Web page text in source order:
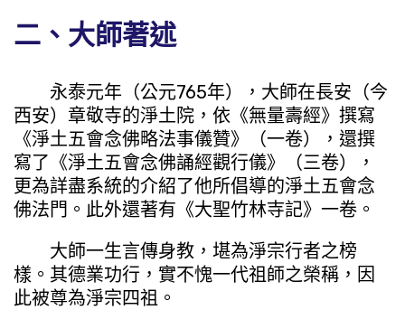
二、大師著述
永泰元年（公元765年），大師在長安（今
西安）章敬寺的淨土院，依《無量壽經》撰寫
《淨土五會念佛略法事儀贊》（一卷），還撰
寫了《淨土五會念佛誦經觀行儀》（三卷），
更為詳盡系統的介紹了他所倡導的淨土五會念
佛法門。此外還著有《大聖竹林寺記》一卷。
大師一生言傳身教，堪為淨宗行者之榜
樣。其德業功行，實不愧一代祖師之榮稱，因
此被尊為淨宗四祖。